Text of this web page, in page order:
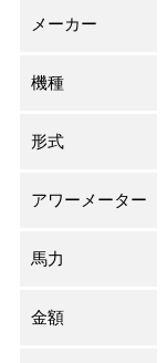
メーカー
機種
形式
アワーメーター
馬力
金額